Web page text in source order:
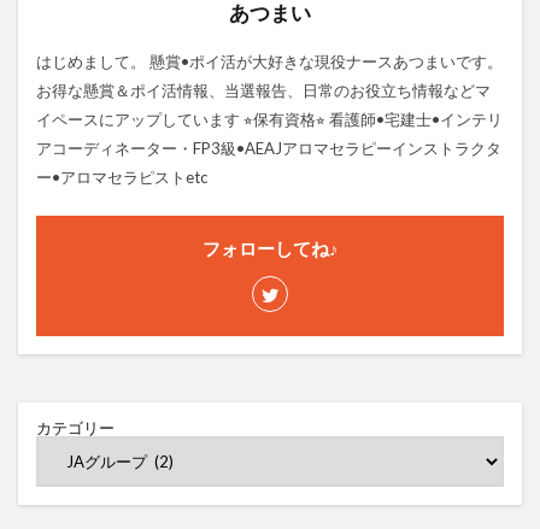
あつまい
はじめまして。 懸賞•ポイ活が大好きな現役ナースあつまいです。
お得な懸賞＆ポイ活情報、当選報告、日常のお役立ち情報などマ
イペースにアップしています ⭐︎保有資格⭐︎ 看護師•宅建士•インテリ
アコーディネーター・FP3級•AEAJアロマセラピーインストラクタ
ー•アロマセラピストetc
フォローしてね♪
カテゴリー